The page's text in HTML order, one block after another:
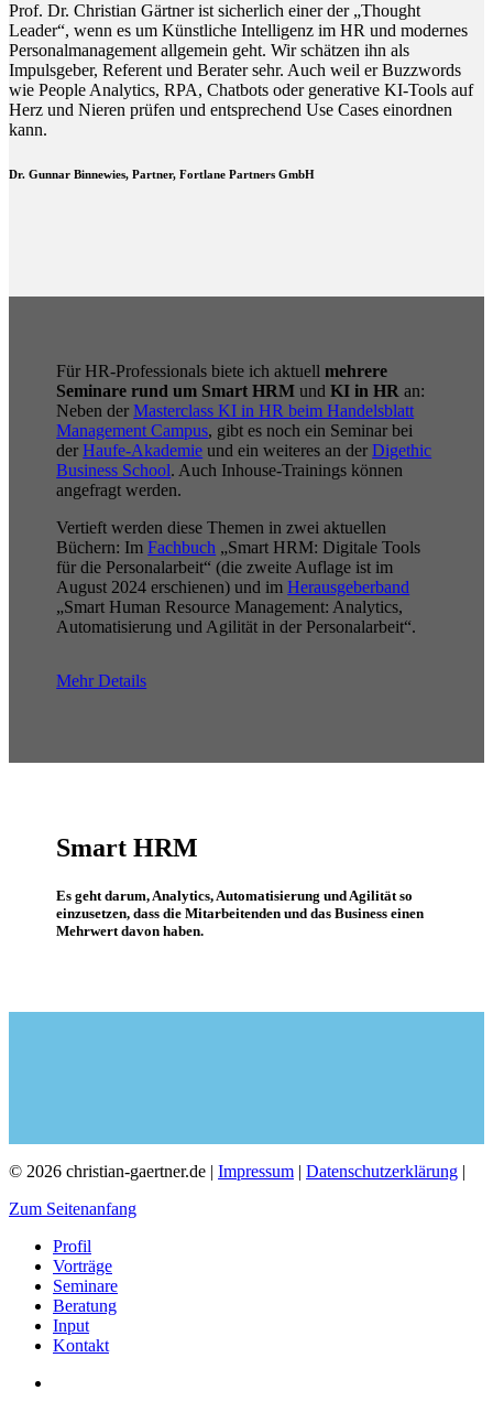
Prof. Dr. Christian Gärtner ist sicherlich einer der „Thought
Leader“, wenn es um Künstliche Intelligenz im HR und modernes
Personalmanagement allgemein geht. Wir schätzen ihn als
Impulsgeber, Referent und Berater sehr. Auch weil er Buzzwords
wie People Analytics, RPA, Chatbots oder generative KI-Tools auf
Herz und Nieren prüfen und entsprechend Use Cases einordnen
kann.
Dr. Gunnar Binnewies, Partner, Fortlane Partners GmbH
Für HR-Professionals biete ich aktuellmehrere
Seminare rund um Smart HRM undKI in HR an:
Neben derMasterclass KI in HR beim Handelsblatt
Management Campus, gibt es noch ein Seminar bei
derHaufe-Akademie und ein weiteres an derDigethic
Business School. Auch Inhouse-Trainings können
angefragt werden.
Vertieft werden diese Themen in zwei aktuellen
Büchern: ImFachbuch „Smart HRM: Digitale Tools
für die Personalarbeit“ (die zweite Auflage ist im
August 2024 erschienen) und imHerausgeberband
„Smart Human Resource Management: Analytics,
Automatisierung und Agilität in der Personalarbeit“.
Mehr Details
Smart HRM
Es geht darum, Analytics, Automatisierung und Agilität so
einzusetzen, dass die Mitarbeitenden und das Business einen
Mehrwert davon haben.
© 2026 christian-gaertner.de | Impressum | Datenschutzerklärung |
Zum Seitenanfang
Profil
Vorträge
Seminare
Beratung
Input
Kontakt